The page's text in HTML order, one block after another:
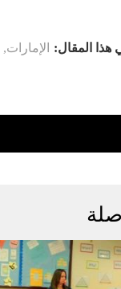
هذا المقال: الإمارات,